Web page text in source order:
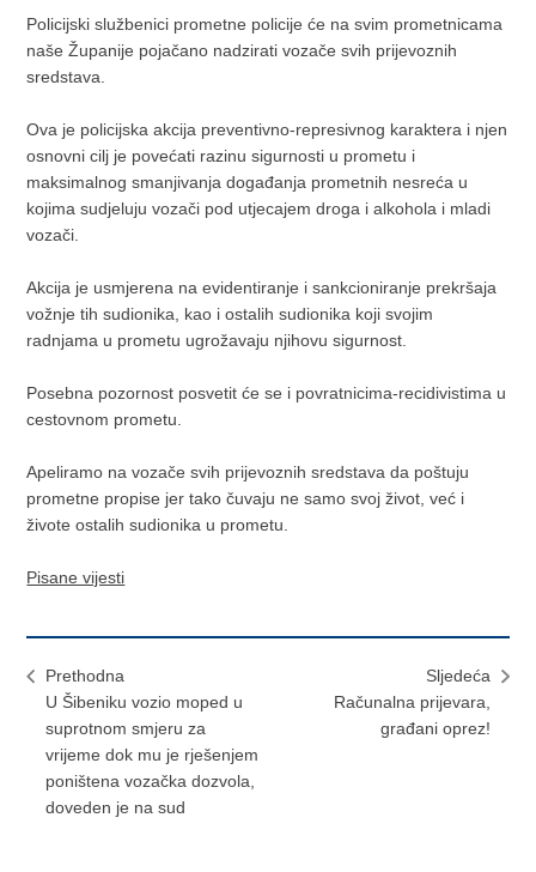
Policijski službenici prometne policije će na svim prometnicama
naše Županije pojačano nadzirati vozače svih prijevoznih
sredstava.
Ova je policijska akcija preventivno-represivnog karaktera i njen
osnovni cilj je povećati razinu sigurnosti u prometu i
maksimalnog smanjivanja događanja prometnih nesreća u
kojima sudjeluju vozači pod utjecajem droga i alkohola i mladi
vozači.
Akcija je usmjerena na evidentiranje i sankcioniranje prekršaja
vožnje tih sudionika, kao i ostalih sudionika koji svojim
radnjama u prometu ugrožavaju njihovu sigurnost.
Posebna pozornost posvetit će se i povratnicima-recidivistima u
cestovnom prometu.
Apeliramo na vozače svih prijevoznih sredstava da poštuju
prometne propise jer tako čuvaju ne samo svoj život, već i
živote ostalih sudionika u prometu.
Pisane vijesti
Prethodna
U Šibeniku vozio moped u
suprotnom smjeru za
vrijeme dok mu je rješenjem
poništena vozačka dozvola,
doveden je na sud
Sljedeća
Računalna prijevara,
građani oprez!